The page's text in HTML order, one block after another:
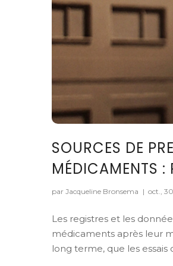
SOURCES DE
MÉDICAMENTS :
par Jacqueline Bronsema | oct.,
Les registres et les
médicaments après leur
long terme, que les essais